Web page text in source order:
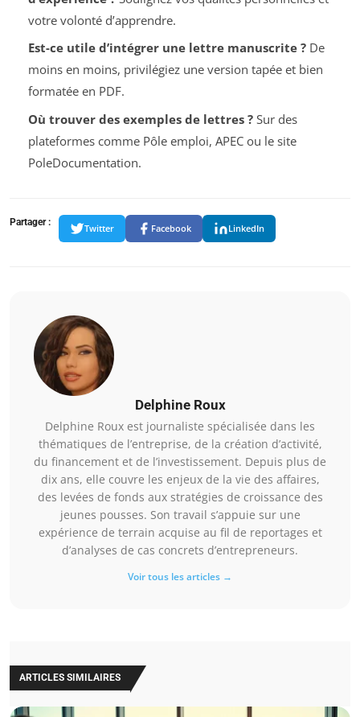
votre volonté d’apprendre.
Est-ce utile d’intégrer une lettre manuscrite ?De
moins en moins, privilégiez une version tapée et bien
formatée en PDF.
Où trouver des exemples de lettres ?Sur des
plateformes comme Pôle emploi, APEC ou le site
PoleDocumentation.
Partager :
Twitter Facebook LinkedIn
Delphine Roux
Delphine Roux est journaliste spécialisée dans les
thématiques de l’entreprise, de la création d’activité,
du financement et de l’investissement. Depuis plus de
dix ans, elle couvre les enjeux de la vie des affaires,
des levées de fonds aux stratégies de croissance des
jeunes pousses. Son travail s’appuie sur une
expérience de terrain acquise au fil de reportages et
d’analyses de cas concrets d’entrepreneurs.
Voir tous les articles →
ARTICLES SIMILAIRES